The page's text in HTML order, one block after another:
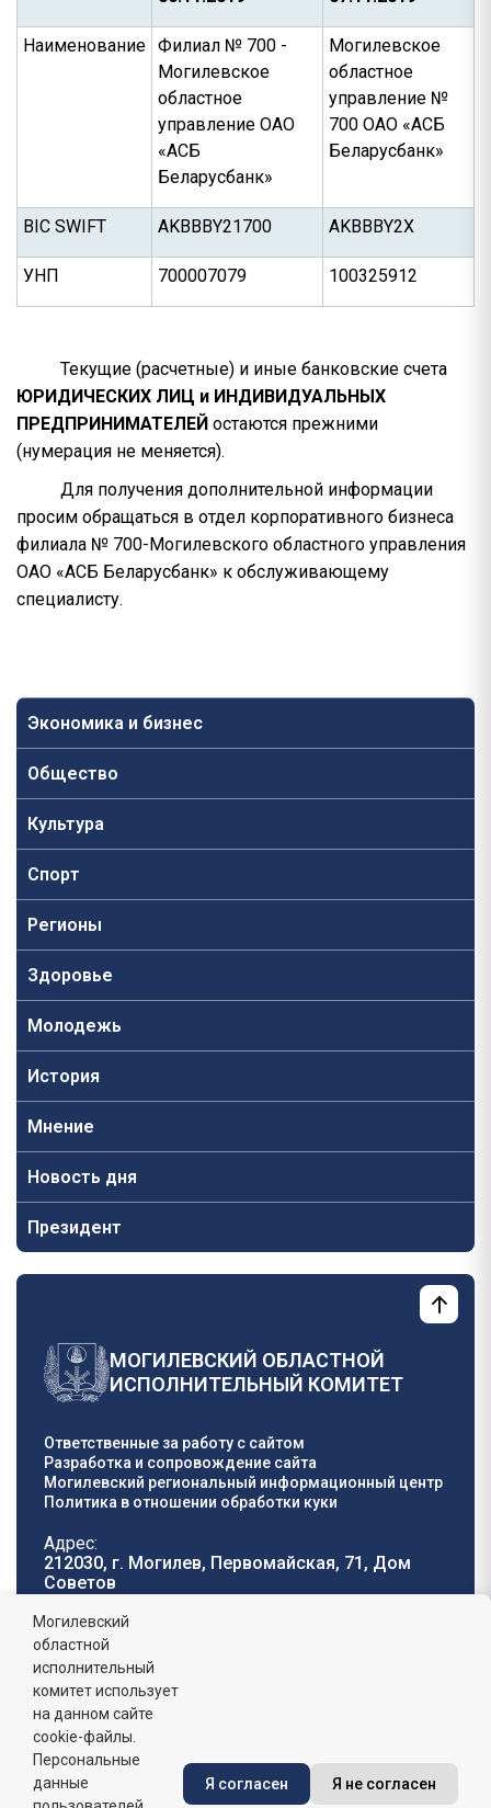
Экономика и бизнес
Общество
Культура
Спорт
Регионы
Здоровье
Молодежь
История
Мнение
Новость дня
Президент
Наименование Филиал № 700 -
Могилевское
областное
управление ОАО
«АСБ
Беларусбанк»
Могилевское
областное
управление №
700 ОАО «АСБ
Беларусбанк»
BIC SWIFT AKBBBY21700 AKBBBY2X
УНП 700007079 100325912
Текущие (расчетные) и иные банковские счета
ЮРИДИЧЕСКИХ ЛИЦ и ИНДИВИДУАЛЬНЫХ
ПРЕДПРИНИМАТЕЛЕЙ остаются прежними
(нумерация не меняется).
Для получения дополнительной информации
просим обращаться в отдел корпоративного бизнеса
филиала № 700-Могилевского областного управления
ОАО «АСБ Беларусбанк» к обслуживающему
специалисту.
МОГИЛЕВСКИЙ ОБЛАСТНОЙ
ИСПОЛНИТЕЛЬНЫЙ КОМИТЕТ
Ответственные за работу с сайтом
Разработка и сопровождение сайта
Могилевский региональный информационный центр
Политика в отношении обработки куки
Адрес:
212030, г. Могилев, Первомайская, 71, Дом
Cоветов
Телефон горячей
линии:
8 (0222) 71-32-55
График работы:
пн-пт: 8.00 - 17.00, сб-вс: выходной,
обеденный перерыв: 13:00 - 14:00
Сайт зарегистрирован в Государственном регистре
Могилевский
областной
исполнительный
комитет использует
на данном сайте
cookie-файлы.
Персональные
данные
Я согласен Я не согласен